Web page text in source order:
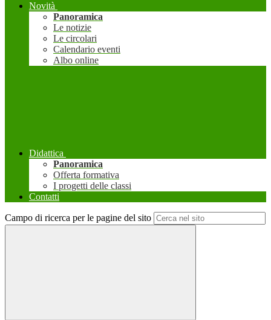
Novità
Panoramica
Le notizie
Le circolari
Calendario eventi
Albo online
Didattica
Panoramica
Offerta formativa
I progetti delle classi
Contatti
Campo di ricerca per le pagine del sito